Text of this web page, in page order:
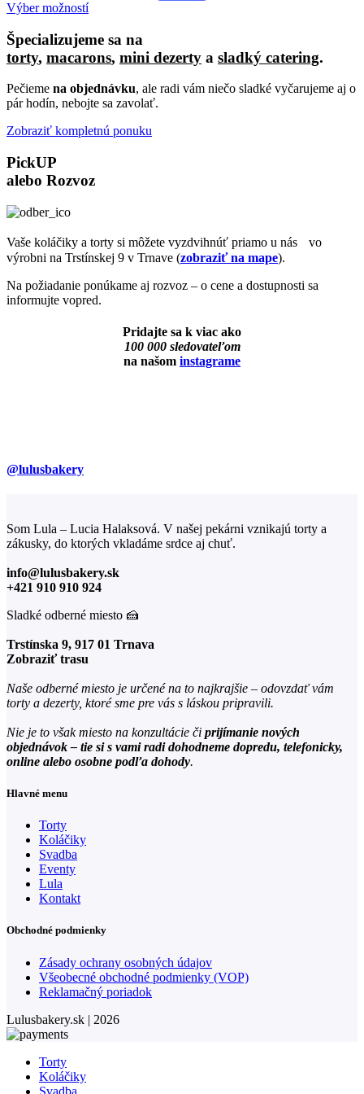
Výber možnostíTento
má
variantov.
si
môžete
vybrať
na
Špecializujeme sa na
torty, macarons, mini dezerty a sladký catering.
Pečieme na objednávku, ale radi vám niečo sladké vyčarujeme aj o
pár hodín, nebojte sa zavolať.
Zobraziť kompletnú ponuku
PickUP
alebo Rozvoz
Vaše koláčiky a torty si môžete vyzdvihnúť priamo u nás vo
výrobni na Trstínskej 9 v Trnave (zobraziť na mape).
Na požiadanie ponúkame aj rozvoz – o cene a dostupnosti sa
informujte vopred.
Pridajte sa k viac ako
100 000 sledovateľom
na našom instagrame
@lulusbakery
Som Lula – Lucia Halaksová. V našej pekárni vznikajú torty a
zákusky, do ktorých vkladáme srdce aj chuť.
info@lulusbakery.sk
+421 910 910 924
Sladké odberné miesto 🍰
Trstínska 9, 917 01 Trnava
Zobraziť trasu
Naše odberné miesto je určené na to najkrajšie – odovzdať vám
torty a dezerty, ktoré sme pre vás s láskou pripravili.
Nie je to však miesto na konzultácie či prijímanie nových
objednávok – tie si s vami radi dohodneme dopredu, telefonicky,
online alebo osobne podľa dohody.
Hlavné menu
Torty
Koláčiky
Svadba
Eventy
Lula
Kontakt
Obchodné podmienky
Zásady ochrany osobných údajov
Všeobecné obchodné podmienky (VOP)
Reklamačný poriadok
Lulusbakery.sk | 2026
Torty
Koláčiky
Svadba